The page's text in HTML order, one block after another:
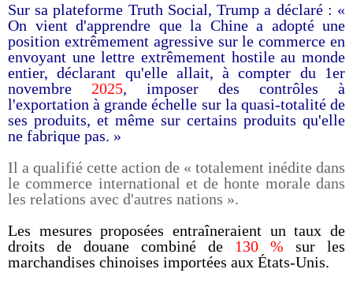
Sur sa plateforme Truth Social, Trump a déclaré : «
On vient d'apprendre que la Chine a adopté une
position extrêmement agressive sur le commerce en
envoyant une lettre extrêmement hostile au monde
entier, déclarant qu'elle allait, à compter du 1er
novembre 2025, imposer des contrôles à
l'exportation à grande échelle sur la quasi-totalité de
ses produits, et même sur certains produits qu'elle
ne fabrique pas. »
Il a qualifié cette action de « totalement inédite dans
le commerce international et de honte morale dans
les relations avec d'autres nations ».
Les mesures proposées entraîneraient un taux de
droits de douane combiné de 130 % sur les
marchandises chinoises importées aux États-Unis.